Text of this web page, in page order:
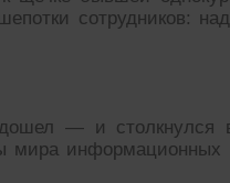
сотрудников:
— и столкнулся
мира информационных